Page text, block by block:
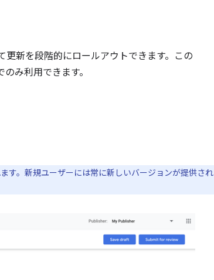
新を段階的にロールアウトできます。この
み利用できます。
す。新規ユーザーには常に新しいバージョンが提供され